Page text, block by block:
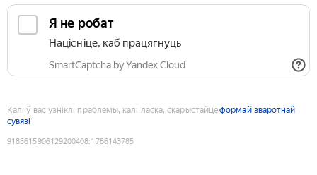
Я не робат
Націсніце, каб працягнуць
SmartCaptcha by Yandex Cloud
Калі ў вас узніклі праблемы, калі ласка, скарыстайцеформай зваротнай
сувязі
9185615906129200408:1786143785